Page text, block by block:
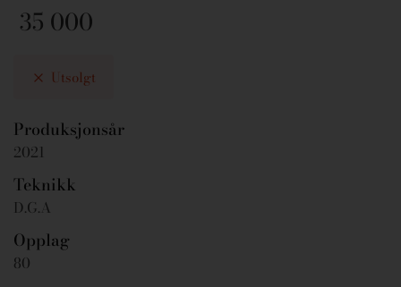
35 000
Utsolgt
Produksjonsår
2021
Teknikk
D.G.A
Opplag
80